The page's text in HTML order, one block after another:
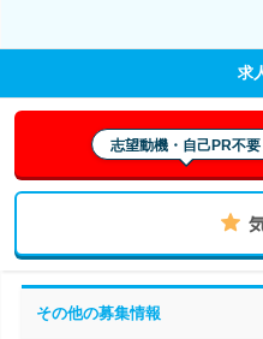
求
志望動機・自己PR不要
その他の募集情報